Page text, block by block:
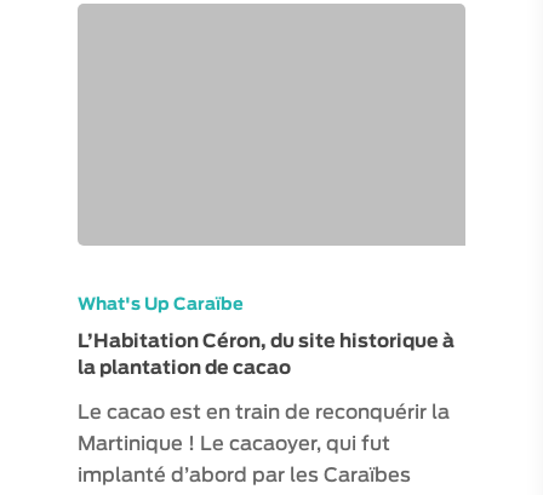
What's Up Caraïbe
L’Habitation Céron, du site historique à
la plantation de cacao
Le cacao est en train de reconquérir la
Martinique ! Le cacaoyer, qui fut
implanté d’abord par les Caraïbes
EXPÉRIENCES
ESPACE PRO
MON COMPTE